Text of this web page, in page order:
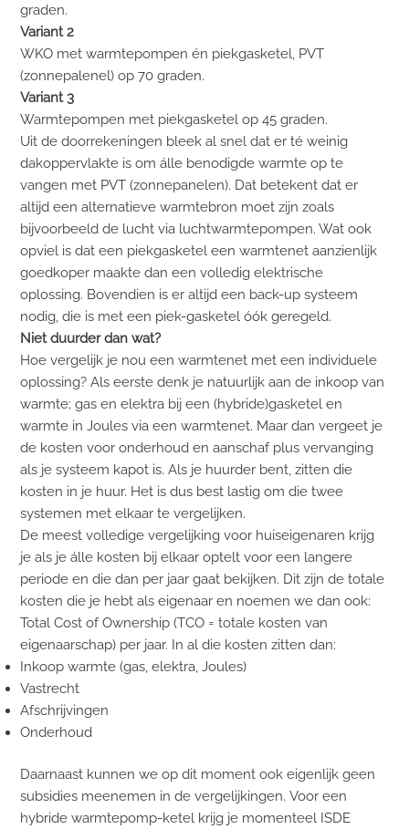
graden.
Variant 2
WKO met warmtepompen én piekgasketel, PVT
(zonnepalenel) op 70 graden.
Variant 3
Warmtepompen met piekgasketel op 45 graden.
Uit de doorrekeningen bleek al snel dat er té weinig
dakoppervlakte is om álle benodigde warmte op te
vangen met PVT (zonnepanelen). Dat betekent dat er
altijd een alternatieve warmtebron moet zijn zoals
bijvoorbeeld de lucht via luchtwarmtepompen. Wat ook
opviel is dat een piekgasketel een warmtenet aanzienlijk
goedkoper maakte dan een volledig elektrische
oplossing. Bovendien is er altijd een back-up systeem
nodig, die is met een piek-gasketel óók geregeld.
Niet duurder dan wat?
Hoe vergelijk je nou een warmtenet met een individuele
oplossing? Als eerste denk je natuurlijk aan de inkoop van
warmte; gas en elektra bij een (hybride)gasketel en
warmte in Joules via een warmtenet. Maar dan vergeet je
de kosten voor onderhoud en aanschaf plus vervanging
als je systeem kapot is. Als je huurder bent, zitten die
kosten in je huur. Het is dus best lastig om die twee
systemen met elkaar te vergelijken.
De meest volledige vergelijking voor huiseigenaren krijg
je als je álle kosten bij elkaar optelt voor een langere
periode en die dan per jaar gaat bekijken. Dit zijn de totale
kosten die je hebt als eigenaar en noemen we dan ook:
Total Cost of Ownership (TCO = totale kosten van
eigenaarschap) per jaar. In al die kosten zitten dan:
Inkoop warmte (gas, elektra, Joules)
Vastrecht
Afschrijvingen
Onderhoud
Daarnaast kunnen we op dit moment ook eigenlijk geen
subsidies meenemen in de vergelijkingen. Voor een
hybride warmtepomp-ketel krijg je momenteel ISDE